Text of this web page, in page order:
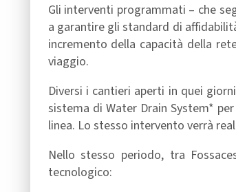
Gli interventi programmati – che
a garantire gli standard di
incremento della capacità della
viaggio.
Diversi i cantieri aperti in quei
sistema di Water Drain System*
linea. Lo stesso intervento verrà
Nello stesso periodo, tra
tecnologico: